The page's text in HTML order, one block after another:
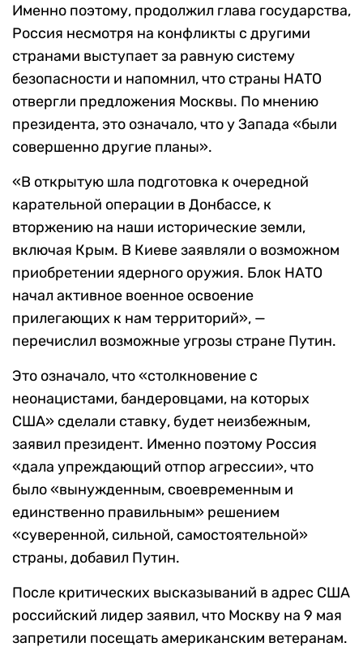
Именно поэтому, продолжил глава государства,
Россия несмотря на конфликты с другими
странами выступает за равную систему
безопасности и напомнил, что страны НАТО
отвергли предложения Москвы. По мнению
президента, это означало, что у Запада «были
совершенно другие планы».
«В открытую шла подготовка к очередной
карательной операции в Донбассе, к
вторжению на наши исторические земли,
включая Крым. В Киеве заявляли о возможном
приобретении ядерного оружия. Блок НАТО
начал активное военное освоение
прилегающих к нам территорий», —
перечислил возможные угрозы стране Путин.
Это означало, что «столкновение с
неонацистами, бандеровцами, на которых
США» сделали ставку, будет неизбежным,
заявил президент. Именно поэтому Россия
«дала упреждающий отпор агрессии», что
было «вынужденным, своевременным и
единственно правильным» решением
«суверенной, сильной, самостоятельной»
страны, добавил Путин.
После критических высказываний в адрес США
российский лидер заявил, что Москву на 9 мая
запретили посещать американским ветеранам.